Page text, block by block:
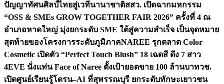
ปัญญาทัศนศิลป์ไทยสู่เวทีนานาชาติสสว. เปิดฉากมหกรรม
“OSS & SMEs GROW TOGETHER FAIR 2026” ครั้งที่ 4 ณ
อำเภอหาดใหญ่ มุ่งยกระดับ SME ใต้สู่ความสำเร็จ เป็นจุดหมาย
สุดท้ายของโครงการระดับภูมิภาคNAREE รุกตลาด Color
Cosmetic เปิดตัว “Perfect Touch Blush” 18 เฉดสี ดึง 7 สาว
4EVE นั่งแท่น Face of Naree ตั้งเป้ายอดขาย 100 ล้านบาทวช.
เปิดศูนย์เรียนรู้โดรน–AI ที่สุพรรณบุรี ยกระดับทักษะเยาวชน